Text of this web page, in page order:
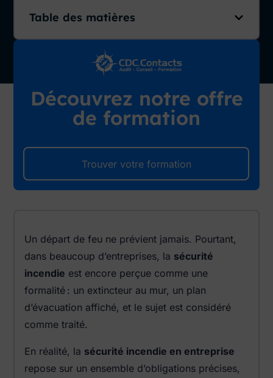
Un départ de feu ne prévient jamais. Pourtant,
dans beaucoup d’entreprises, la sécurité
incendie est encore perçue comme une
formalité : un extincteur au mur, un plan
d’évacuation affiché, et le sujet est considéré
comme traité.
En réalité, la sécurité incendie en entreprise
repose sur un ensemble d’obligations précises,
Table des matières
Découvrez notre offre
de formation
Trouver votre formation